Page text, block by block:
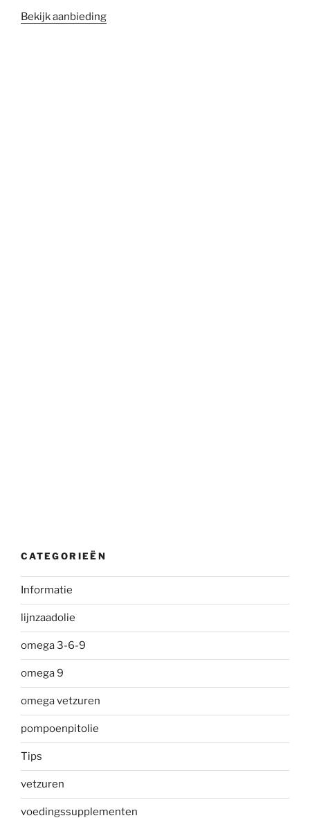
Bekijk aanbieding
CATEGORIEËN
Informatie
lijnzaadolie
omega 3-6-9
omega 9
omega vetzuren
pompoenpitolie
Tips
vetzuren
voedingssupplementen